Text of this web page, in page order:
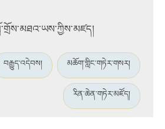
བརྒྱུད་འདེབས། མཆོག་གླིང་གཏེར་གསར།
རིན་ཆེན་གཏེར་མཛོད།